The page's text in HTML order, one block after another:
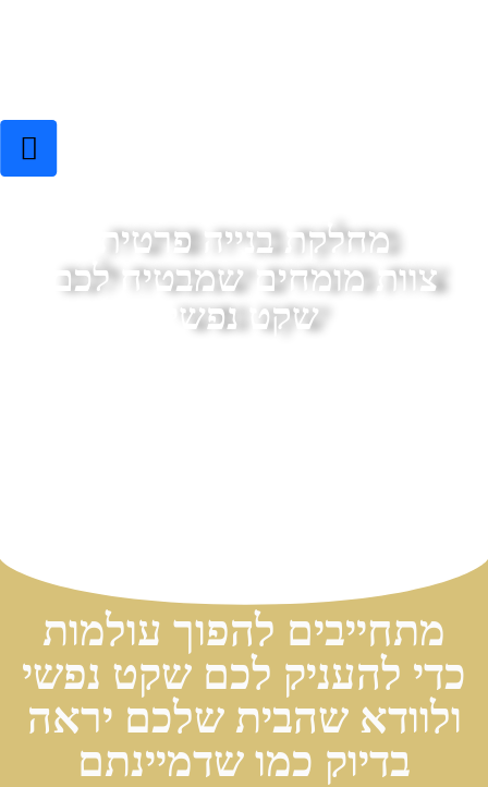
מחלקת בנייה פרטית
צוות מומחים שמבטיח לכם
שקט נפשי
מתחייבים להפוך עולמות
כדי להעניק לכם שקט נפשי
ולוודא שהבית שלכם יראה
בדיוק כמו שדמיינתם